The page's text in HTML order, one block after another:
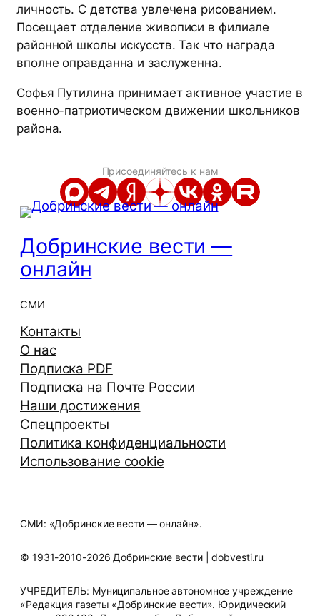
личность. С детства увлечена рисованием.
Посещает отделение живописи в филиале
районной школы искусств. Так что награда
вполне оправданна и заслуженна.
Софья Путилина принимает активное участие в
военно-патриотическом движении школьников
района.
Присоединяйтесь к нам
Добринские вести —
онлайн
СМИ
Контакты
О нас
Подписка PDF
Подписка на Почте России
Наши достижения
Спецпроекты
Политика конфиденциальности
Использование cookie
СМИ: «Добринские вести — онлайн».
© 1931-2010-2026 Добринские вести | dobvesti.ru
УЧРЕДИТЕЛЬ: Муниципальное автономное учреждение
«Редакция газеты «Добринские вести». Юридический